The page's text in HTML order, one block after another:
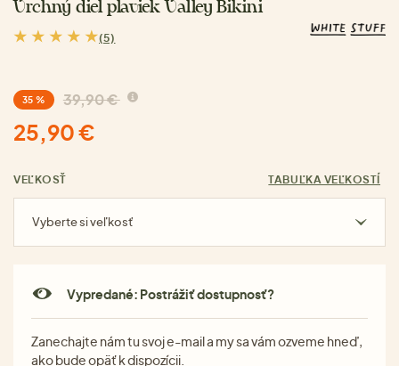
Vrchný diel plaviek Valley Bikini
(5)
35 % 39,90 €
25,90 €
VEĽKOSŤ TABUĽKA VEĽKOSTÍ
Vyberte si veľkosť
Vypredané: Postrážiť dostupnosť?
Zanechajte nám tu svoj e-mail a my sa vám ozveme hneď,
ako bude opäť k dispozícii.